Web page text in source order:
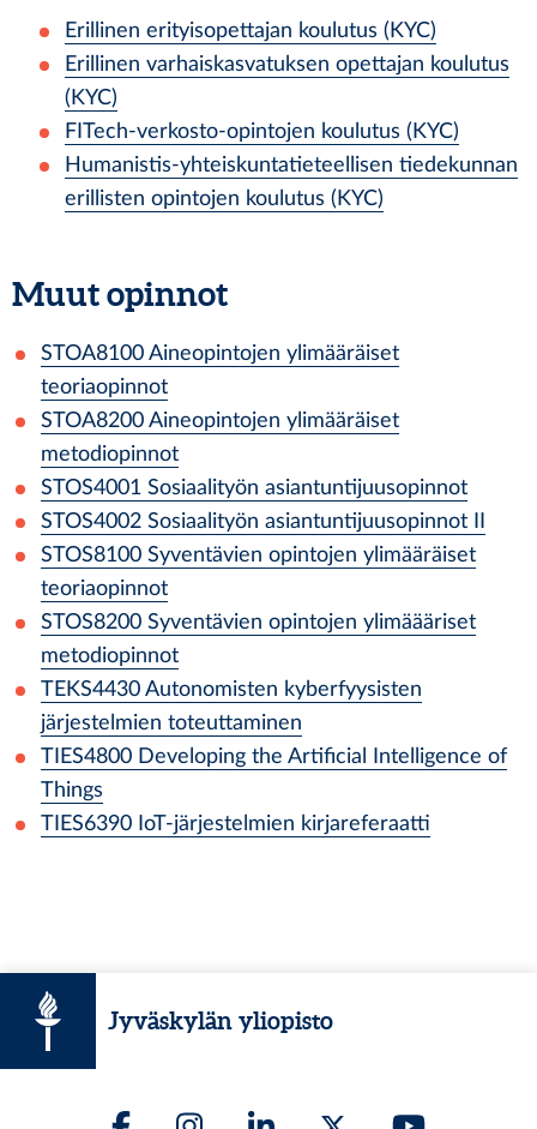
Erillinen erityisopettajan koulutus (KYC)
Erillinen varhaiskasvatuksen opettajan koulutus
(KYC)
FITech-verkosto-opintojen koulutus (KYC)
Humanistis-yhteiskuntatieteellisen tiedekunnan
erillisten opintojen koulutus (KYC)
Muut opinnot
STOA8100 Aineopintojen ylimääräiset
teoriaopinnot
STOA8200 Aineopintojen ylimääräiset
metodiopinnot
STOS4001 Sosiaalityön asiantuntijuusopinnot
STOS4002 Sosiaalityön asiantuntijuusopinnot II
STOS8100 Syventävien opintojen ylimääräiset
teoriaopinnot
STOS8200 Syventävien opintojen ylimäääriset
metodiopinnot
TEKS4430 Autonomisten kyberfyysisten
järjestelmien toteuttaminen
TIES4800 Developing the Artificial Intelligence of
Things
TIES6390 IoT-järjestelmien kirjareferaatti
Jyväskylän yliopisto